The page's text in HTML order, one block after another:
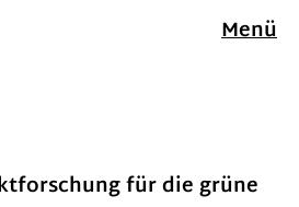
Menü
für die grüne